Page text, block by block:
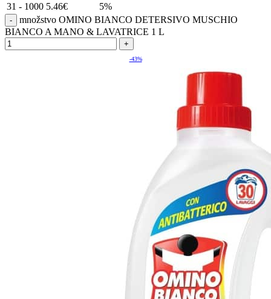
31 - 1000 5.46€
5%
množstvo OMINO BIANCO DETERSIVO MUSCHIO
BIANCO A MANO & LAVATRICE 1 L
-43%